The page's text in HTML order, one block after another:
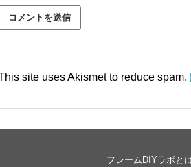
site uses Akismet to reduce spam.
フレームDIYラボと